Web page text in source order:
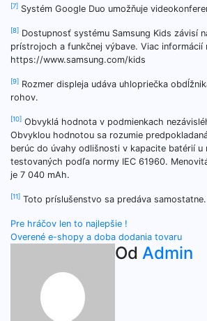
[7] Systém Google Duo umožňuje
[8] Dostupnosť systému Samsung Kids závisí
prístrojoch a funkčnej výbave. Viac informácií
https://www.samsung.com/kids
[9] Rozmer displeja udáva uhlopriečka
rohov.
[10] Obvyklá hodnota v podmienkach
Obvyklou hodnotou sa rozumie
berúc do úvahy odlišnosti v kapacite batérií u
testovaných podľa normy IEC 61960.
je 7 040 mAh.
[11] Toto príslušenstvo sa predáva samostatne.
Navigácia
článku
Pre hráčov len to najlepšie !
Overené e-shopy a doba dodania tovaru
Od Admin